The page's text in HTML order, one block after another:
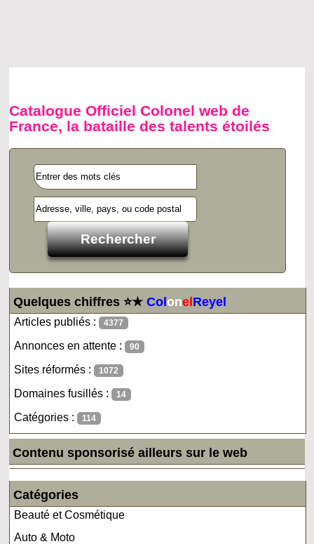
Catalogue Officiel Colonel web de
France, la bataille des talents étoilés
Quelques chiffres ⭐★ColonelReyel
Articles publiés : 4377
Annonces en attente : 90
Sites réformés : 1072
Domaines fusillés : 14
Catégories : 114
Contenu sponsorisé ailleurs sur le web
Catégories
Beauté et Cosmétique
Auto & Moto